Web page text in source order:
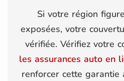
Si votre région
exposées, votre
vérifiée. Vérifiez votre
les assurances auto en
renforcer cette garantie